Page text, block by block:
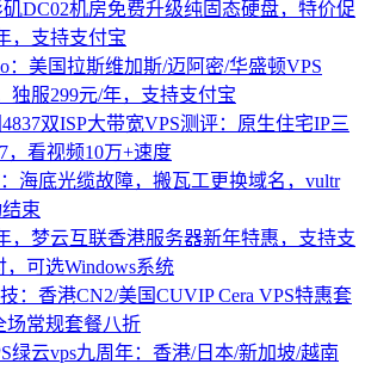
矶DC02机房免费升级纯固态硬盘，特价促
，支持支付宝
：美国拉斯维加斯/迈阿密/华盛顿VPS
独服299元/年，支持支付宝
双ISP大带宽VPS测评：原生住宅IP三
，看视频10万+速度
海底光缆故障，搬瓦工更换域名，vultr
束
，梦云互联香港服务器新年特惠，支持支
可选Windows系统
：香港CN2/美国CUVIP Cera VPS特惠套
场常规套餐八折
绿云vps九周年：香港/日本/新加坡/越南